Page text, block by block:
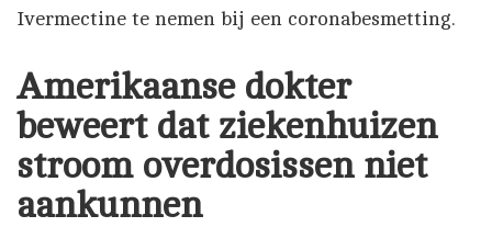
Ivermectine te nemen bij een coronabesmetting.
Amerikaanse dokter
beweert dat ziekenhuizen
stroom overdosissen niet
aankunnen